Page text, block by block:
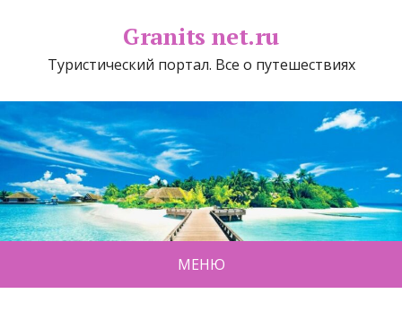
Granits net.ru
Туристический портал. Все о путешествиях
МЕНЮ